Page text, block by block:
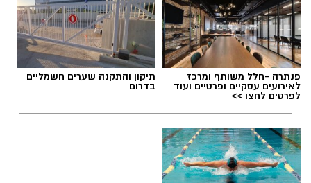
פנתרה -חלל משותף ומרכז
לאירועים עסקיים ופרטיים ועוד
לפרטים לחצו >>
תיקון והתקנה שערים חשמליים
בדרום